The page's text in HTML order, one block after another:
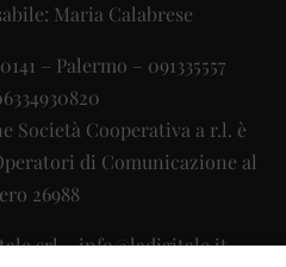
Maria Calabrese
– Palermo – 091335557
Società Cooperativa a r.l. è
di Comunicazione al
26988
srl–info@ladigitale.it